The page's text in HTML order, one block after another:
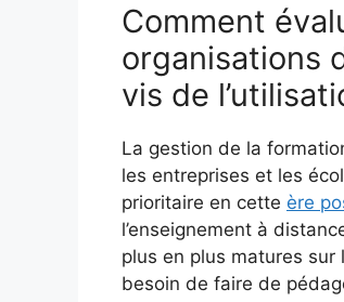
Comment
organisations
vis de
La gestion de la
les entreprises et les
prioritaire en cette ère
l’enseignement à
plus en plus matures sur
besoin de faire de